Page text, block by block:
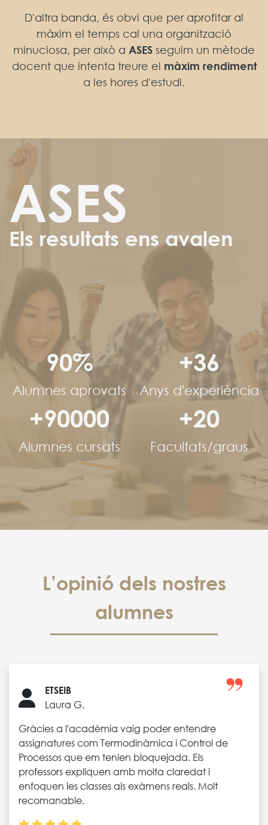
D'altra banda, és obvi que per aprofitar al
màxim el temps cal una organització
minuciosa, per això a ASES seguim un mètode
docent que intenta treure el màxim rendiment
a les hores d'estudi.
ASES
Els resultats ens avalen
90%
Alumnes aprovats
+36
Anys d'experiència
+90000
Alumnes cursats
+20
Facultats/graus
L’opinió dels nostres
alumnes
ETSEIB
Laura G.
Gràcies a l'acadèmia vaig poder entendre
assignatures com Termodinàmica i Control de
Processos que em tenien bloquejada. Els
professors expliquen amb molta claredat i
enfoquen les classes als exàmens reals. Molt
recomanable.